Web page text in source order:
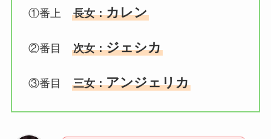
①番上 長女：カレン
②番目 次女：ジェシカ
③番目 三女：アンジェリカ